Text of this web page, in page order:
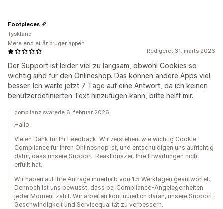
Redigeret 31. marts 2026
Der Support ist leider viel zu langsam, obwohl Cookies so
wichtig sind für den Onlineshop. Das können andere Apps viel
besser. Ich warte jetzt 7 Tage auf eine Antwort, da ich keinen
benutzerdefinierten Text hinzufügen kann, bitte helft mir.
Footpieces
Tyskland
Mere end et år bruger appen
complianz svarede 6. februar 2026
Hallo,
Vielen Dank für Ihr Feedback. Wir verstehen, wie wichtig Cookie-
Compliance für Ihren Onlineshop ist, und entschuldigen uns aufrichtig
dafür, dass unsere Support-Reaktionszeit Ihre Erwartungen nicht
erfüllt hat.
Wir haben auf Ihre Anfrage innerhalb von 1,5 Werktagen geantwortet.
Dennoch ist uns bewusst, dass bei Compliance-Angelegenheiten
jeder Moment zählt. Wir arbeiten kontinuierlich daran, unsere Support-
Geschwindigkeit und Servicequalität zu verbessern.